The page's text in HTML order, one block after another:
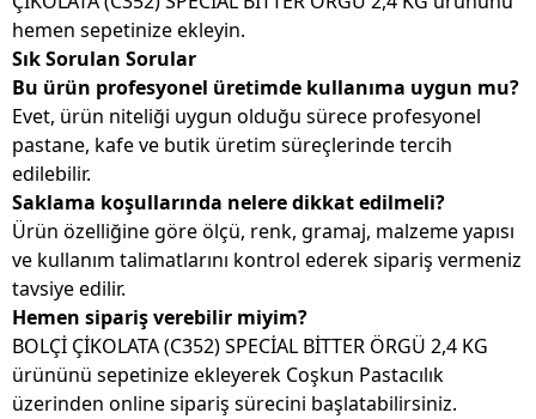
hemen sepetinize ekleyin.
Sık Sorulan Sorular
Bu ürün profesyonel üretimde kullanıma uygun mu?
Evet, ürün niteliği uygun olduğu sürece profesyonel
pastane, kafe ve butik üretim süreçlerinde tercih
edilebilir.
Saklama koşullarında nelere dikkat edilmeli?
Ürün özelliğine göre ölçü, renk, gramaj, malzeme yapısı
ve kullanım talimatlarını kontrol ederek sipariş vermeniz
tavsiye edilir.
Hemen sipariş verebilir miyim?
BOLÇİ ÇİKOLATA (C352) SPECİAL BİTTER ÖRGÜ 2,4 KG
ürününü sepetinize ekleyerek Coşkun Pastacılık
üzerinden online sipariş sürecini başlatabilirsiniz.